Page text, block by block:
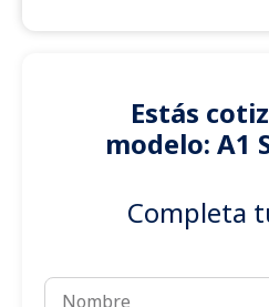
Estás
modelo: A1
Completa